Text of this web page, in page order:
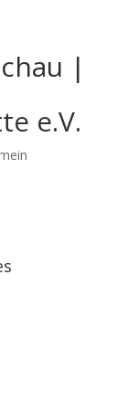
|
e.V.